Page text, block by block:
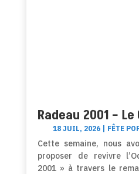
Radeau 2001 –
18 JUIL, 2026| FÊTE
Cette semaine, nous
proposer de revivre
2001 » à travers le